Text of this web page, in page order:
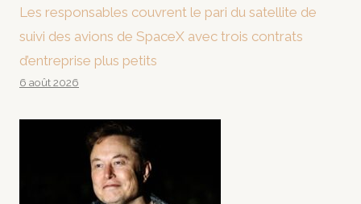
Les responsables couvrent le pari du satellite de
suivi des avions de SpaceX avec trois contrats
d’entreprise plus petits
6 août 2026